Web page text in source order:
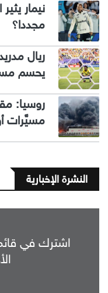
نيمار
مجددا؟
ريال
يحسم
مسيَّرات
النشرة الإخبارية
اشترك في